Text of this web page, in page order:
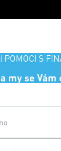
POMOCI S
my se